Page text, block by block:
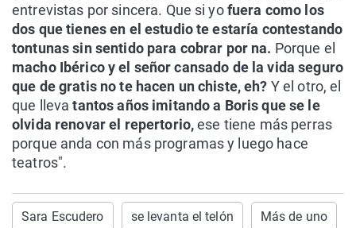
entrevistas por sincera. Que si yofuera como los
dos que tienes en el estudio te estaría contestando
tontunas sin sentido para cobrar por na. Porque el
macho Ibérico y el señor cansado de la vida seguro
que de gratis no te hacen un chiste, eh? Y el otro, el
que llevatantos años imitando a Boris que se le
olvida renovar el repertorio,ese tiene más perras
porque anda con más programas y luego hace
teatros".
Sara Escudero se levanta el telón Más de uno